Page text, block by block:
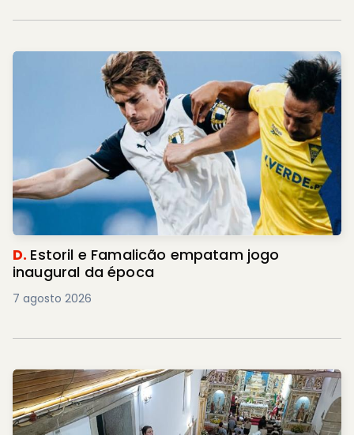
D. Estoril e Famalicão empatam jogo
inaugural da época
7 agosto 2026